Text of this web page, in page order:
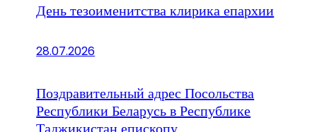
День тезоименитства клирика епархии
28.07.2026
Поздравительный адрес Посольства
Республики Беларусь в Республике
Таджикистан епископу